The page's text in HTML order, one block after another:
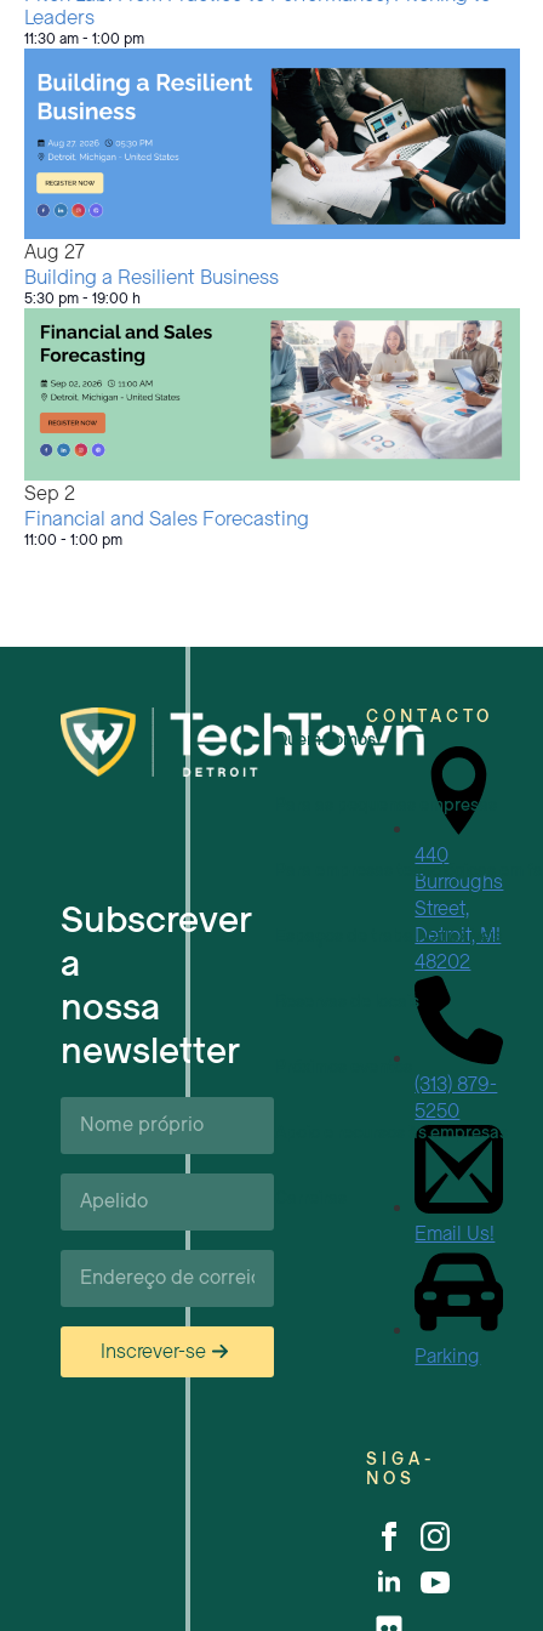
Leaders
11:30 am- 1:00 pm
Aug 27
Building a Resilient Business
5:30 pm- 19:00 h
Sep 2
Financial and Sales Forecasting
11:00- 1:00 pm
Subscrever
a
nossa
newsletter
Nome
próprio*
Apelido*
Correio
eletrónico*
Inscrever-se
Quem somos
Para as pequenas empresas
Para empresas tecnológicas em
Espaços de trabalho flexíveis
Reservas de locais
Próximos eventos
Apoio e recursos às empresas
CONTACTO
440
Burroughs
Street,
Detroit, MI
48202
(313) 879-
5250
Email Us!
Parking
SIGA-
NOS